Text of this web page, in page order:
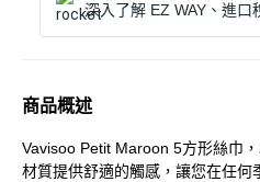
深入了解 EZ WAY、進口
商品概述
Vavisoo Petit Maroon 5方形絲巾
材質提供舒適的觸感，讓您在任何